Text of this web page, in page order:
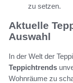
zu setzen.
Aktuelle
Auswahl
In der Welt der
Teppichtrends
Wohnräume zu